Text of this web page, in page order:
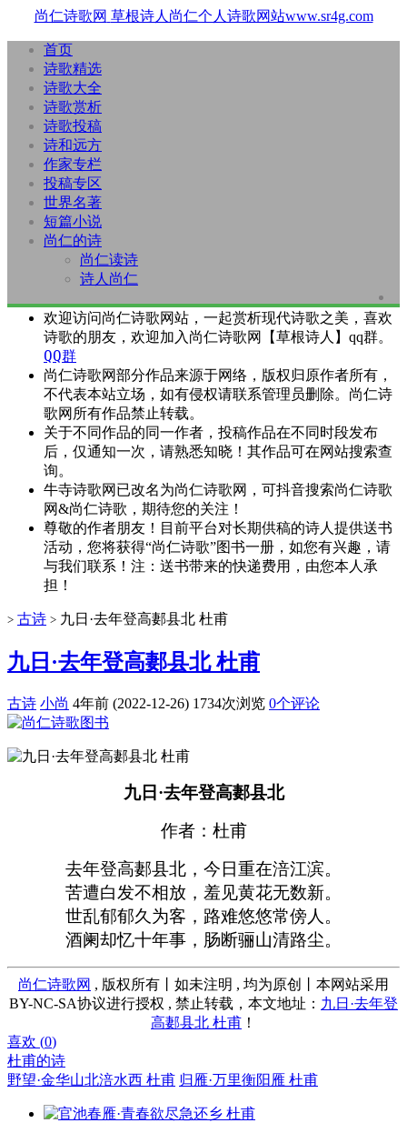
尚仁诗歌网 草根诗人尚仁个人诗歌网站www.sr4g.com
首页
诗歌精选
诗歌大全
诗歌赏析
诗歌投稿
诗和远方
作家专栏
投稿专区
世界名著
短篇小说
尚仁的诗
尚仁读诗
诗人尚仁
欢迎访问尚仁诗歌网站，一起赏析现代诗歌之美，喜欢
诗歌的朋友，欢迎加入尚仁诗歌网【草根诗人】qq群。
QQ群
尚仁诗歌网部分作品来源于网络，版权归原作者所有，
不代表本站立场，如有侵权请联系管理员删除。尚仁诗
歌网所有作品禁止转载。
关于不同作品的同一作者，投稿作品在不同时段发布
后，仅通知一次，请熟悉知晓！其作品可在网站搜索查
询。
牛寺诗歌网已改名为尚仁诗歌网，可抖音搜索尚仁诗歌
网&尚仁诗歌，期待您的关注！
尊敬的作者朋友！目前平台对长期供稿的诗人提供送书
活动，您将获得“尚仁诗歌”图书一册，如您有兴趣，请
与我们联系！注：送书带来的快递费用，由您本人承
担！
> 古诗 > 九日·去年登高郪县北 杜甫
九日·去年登高郪县北 杜甫
古诗 小尚 4年前 (2022-12-26) 1734次浏览 0个评论
九日·去年登高郪县北
作者：杜甫
去年登高郪县北，今日重在涪江滨。
苦遭白发不相放，羞见黄花无数新。
世乱郁郁久为客，路难悠悠常傍人。
酒阑却忆十年事，肠断骊山清路尘。
尚仁诗歌网 , 版权所有丨如未注明 , 均为原创丨本网站采用
BY-NC-SA协议进行授权 , 禁止转载，本文地址： 九日·去年登
高郪县北 杜甫 ！
喜欢 (0)
杜甫的诗
野望·金华山北涪水西 杜甫 归雁·万里衡阳雁 杜甫